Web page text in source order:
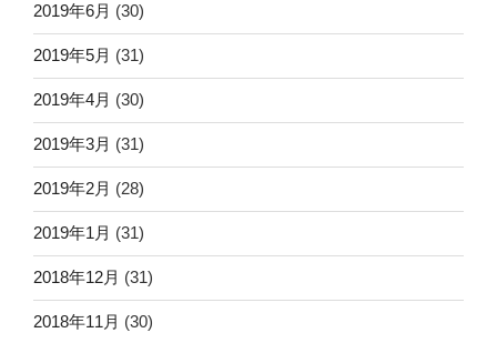
2019年6月 (30)
2019年5月 (31)
2019年4月 (30)
2019年3月 (31)
2019年2月 (28)
2019年1月 (31)
2018年12月 (31)
2018年11月 (30)